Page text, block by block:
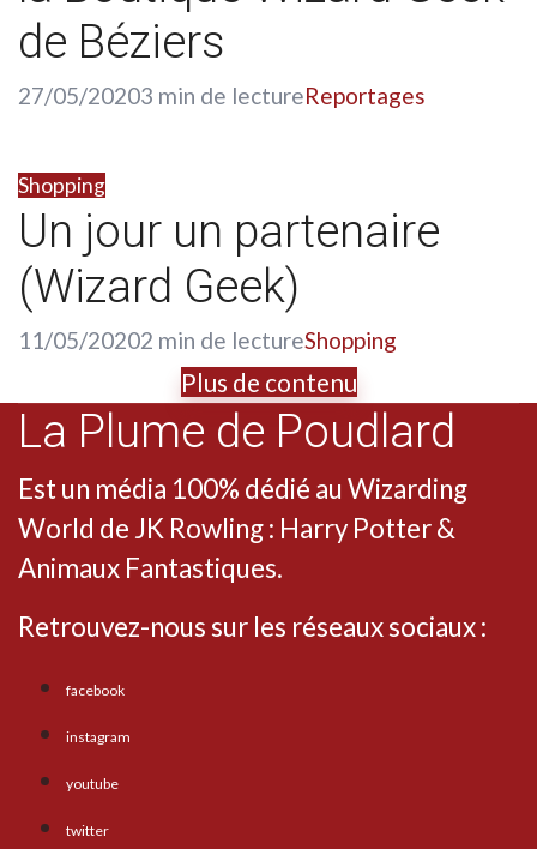
de Béziers
27/05/20203 min de lectureReportages
Shopping
Un jour un partenaire
(Wizard Geek)
11/05/20202 min de lectureShopping
Plus de contenu
La Plume de Poudlard
Est un média 100% dédié au Wizarding
World de JK Rowling : Harry Potter &
Animaux Fantastiques.
Retrouvez-nous sur les réseaux sociaux :
facebook
instagram
youtube
twitter